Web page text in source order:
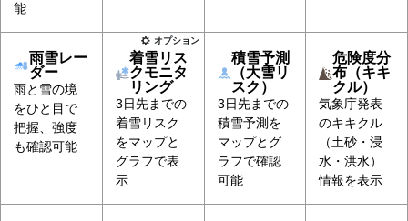
能
雨雪レー
ダー
雨と雪の境
をひと目で
把握、強度
も確認可能
着雪リス
クモニタ
リング
3日先までの
着雪リスク
をマップと
グラフで表
示
オプション
積雪予測
（大雪リ
スク）
3日先までの
積雪予測を
マップとグ
ラフで確認
可能
危険度分
布（キキ
クル）
気象庁発表
のキキクル
（土砂・浸
水・洪水）
情報を表示